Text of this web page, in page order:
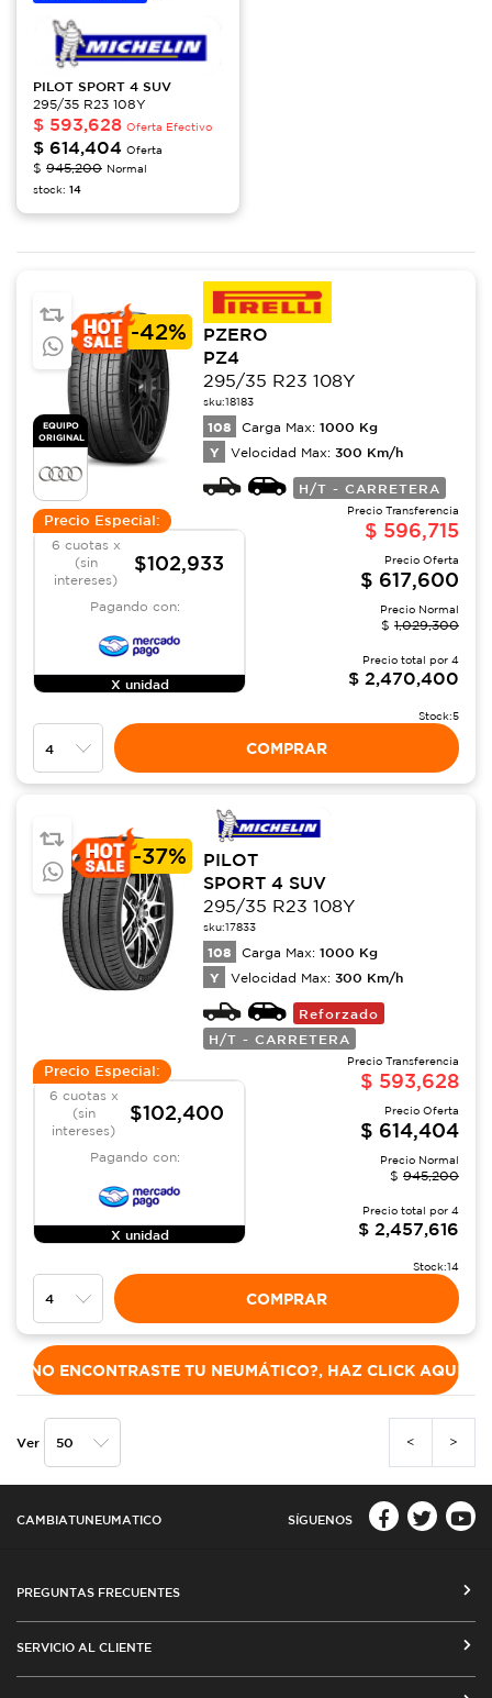
PILOT SPORT 4 SUV
295/35 R23 108Y
$ 593,628 Oferta Efectivo
$ 614,404 Oferta
$ 945,200 Normal
stock: 14
EQUIPO
ORIGINAL
-42%
PZERO
PZ4
295/35 R23 108Y
sku:18183
108 Carga Max: 1000 Kg
Y Velocidad Max: 300 Km/h
H/T - CARRETERA
Precio Especial:
6 cuotas x
(sin
intereses)
$102,933
Pagando con:
X unidad
Precio Transferencia
$ 596,715
Precio Oferta
$ 617,600
Precio Normal
$ 1,029,300
Precio total por 4
$ 2,470,400
Stock:5
COMPRAR
-37%
PILOT
SPORT 4 SUV
295/35 R23 108Y
sku:17833
108 Carga Max: 1000 Kg
Y Velocidad Max: 300 Km/h
Reforzado
H/T - CARRETERA
Precio Especial:
6 cuotas x
(sin
intereses)
$102,400
Pagando con:
X unidad
Precio Transferencia
$ 593,628
Precio Oferta
$ 614,404
Precio Normal
$ 945,200
Precio total por 4
$ 2,457,616
Stock:14
COMPRAR
NO ENCONTRASTE TU NEUMÁTICO?, HAZ CLICK AQUÍ
Ver < >
CAMBIATUNEUMATICO SÍGUENOS
PREGUNTAS FRECUENTES
MEDIOS DE PAGO
SERVICIO AL CLIENTE